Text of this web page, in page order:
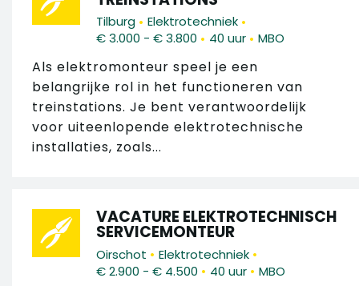
Tilburg • Elektrotechniek •
€ 3.000 - € 3.800 • 40 uur • MBO
Als elektromonteur speel je een
belangrijke rol in het functioneren van
treinstations. Je bent verantwoordelijk
voor uiteenlopende elektrotechnische
installaties, zoals...
VACATURE ELEKTROTECHNISCH
SERVICEMONTEUR
Oirschot • Elektrotechniek •
€ 2.900 - € 4.500 • 40 uur • MBO